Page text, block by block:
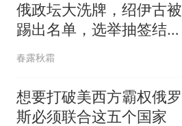
俄政坛大洗牌，绍伊古被
踢出名单，选举抽签结
束，普京留下一句话
春露秋霜
想要打破美西方霸权俄罗
斯必须联合这五个国家